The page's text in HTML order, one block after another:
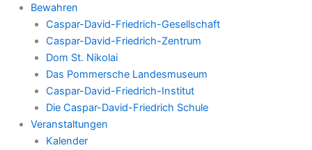
Bewahren
Caspar-David-Friedrich-Gesellschaft
Caspar-David-Friedrich-Zentrum
Dom St. Nikolai
Das Pommersche Landesmuseum
Caspar-David-Friedrich-Institut
Die Caspar-David-Friedrich Schule
Veranstaltungen
Kalender